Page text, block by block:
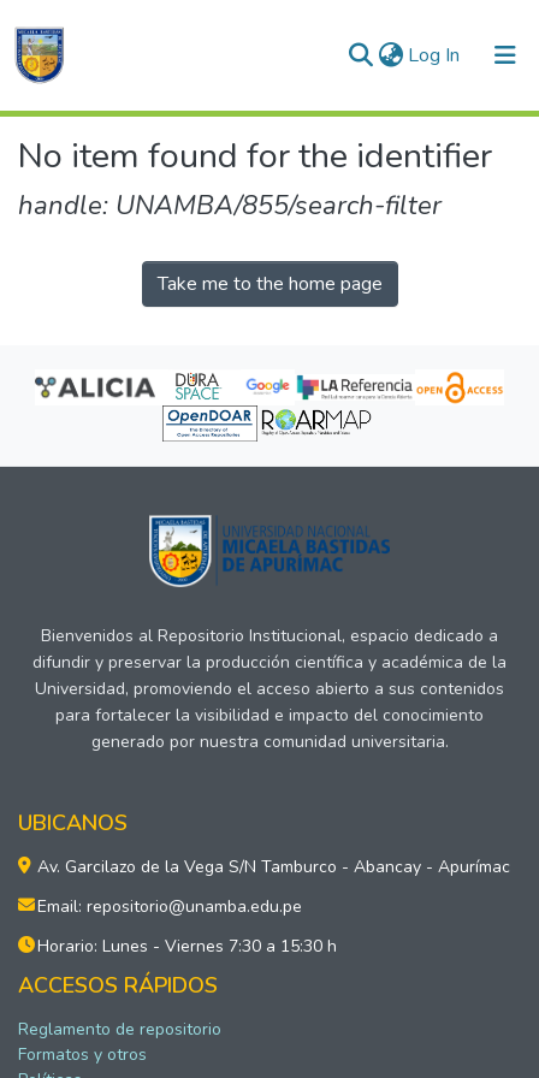
Log In (current)
Communities & Collections
No item found for the identifier
handle: UNAMBA/855/search-filter
Take me to the home page
Bienvenidos al Repositorio Institucional, espacio dedicado a
difundir y preservar la producción científica y académica de la
Universidad, promoviendo el acceso abierto a sus contenidos
para fortalecer la visibilidad e impacto del conocimiento
generado por nuestra comunidad universitaria.
UBICANOS
Av. Garcilazo de la Vega S/N Tamburco - Abancay - Apurímac
Email: repositorio@unamba.edu.pe
Horario: Lunes - Viernes 7:30 a 15:30 h
ACCESOS RÁPIDOS
Reglamento de repositorio
Formatos y otros